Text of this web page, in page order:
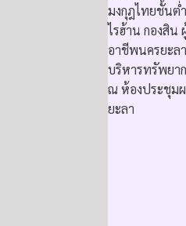
มงกุฎไทยชั้นต่
ไรฮ้าน กองสิน
อาชีพนครยะล
บริหารทรัพยา
ณ ห้องประชุมผ
ยะลา